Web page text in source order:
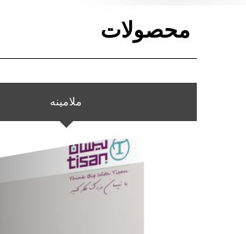
محصولات
ملامینه